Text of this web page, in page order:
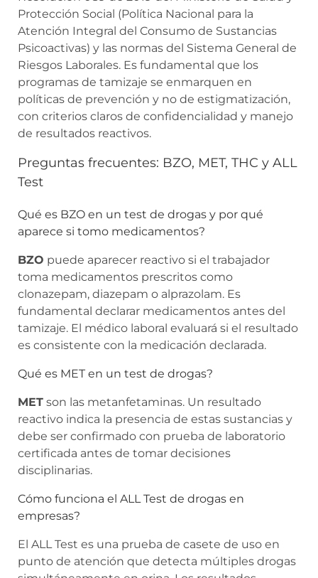
Protección Social (Política Nacional para la
Atención Integral del Consumo de Sustancias
Psicoactivas) y las normas del Sistema General de
Riesgos Laborales. Es fundamental que los
programas de tamizaje se enmarquen en
políticas de prevención y no de estigmatización,
con criterios claros de confidencialidad y manejo
de resultados reactivos.
Preguntas frecuentes: BZO, MET, THC y ALL
Test
Qué es BZO en un test de drogas y por qué
aparece si tomo medicamentos?
BZO puede aparecer reactivo si el trabajador
toma medicamentos prescritos como
clonazepam, diazepam o alprazolam. Es
fundamental declarar medicamentos antes del
tamizaje. El médico laboral evaluará si el resultado
es consistente con la medicación declarada.
Qué es MET en un test de drogas?
MET son las metanfetaminas. Un resultado
reactivo indica la presencia de estas sustancias y
debe ser confirmado con prueba de laboratorio
certificada antes de tomar decisiones
disciplinarias.
Cómo funciona el ALL Test de drogas en
empresas?
El ALL Test es una prueba de casete de uso en
punto de atención que detecta múltiples drogas